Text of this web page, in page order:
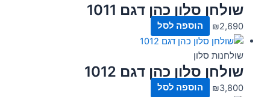
שולחן סלון כהן דגם 1011
₪2,690 הוספה לסל
שולחנות סלון
שולחן סלון כהן דגם 1012
₪3,800 הוספה לסל